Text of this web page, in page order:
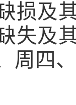
损及
失及
周四